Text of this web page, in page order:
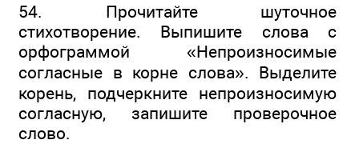
54. Прочитайте шуточное
стихотворение. Выпишите слова с
орфограммой «Непроизносимые
согласные в корне слова». Выделите
корень, подчеркните непроизносимую
согласную, запишите проверочное
слово.